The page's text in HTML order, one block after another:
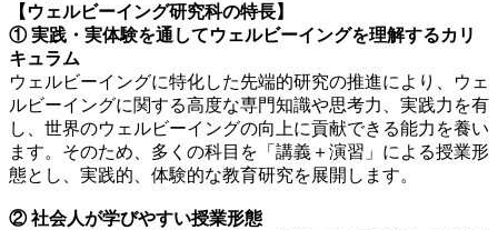
【ウェルビーイング研究科の特長】
① 実践・実体験を通してウェルビーイングを理解するカリ
キュラム
ウェルビーイングに特化した先端的研究の推進により、ウェ
ルビーイングに関する高度な専門知識や思考力、実践力を有
し、世界のウェルビーイングの向上に貢献できる能力を養い
ます。そのため、多くの科目を「講義＋演習」による授業形
態とし、実践的、体験的な教育研究を展開します。
② 社会人が学びやすい授業形態